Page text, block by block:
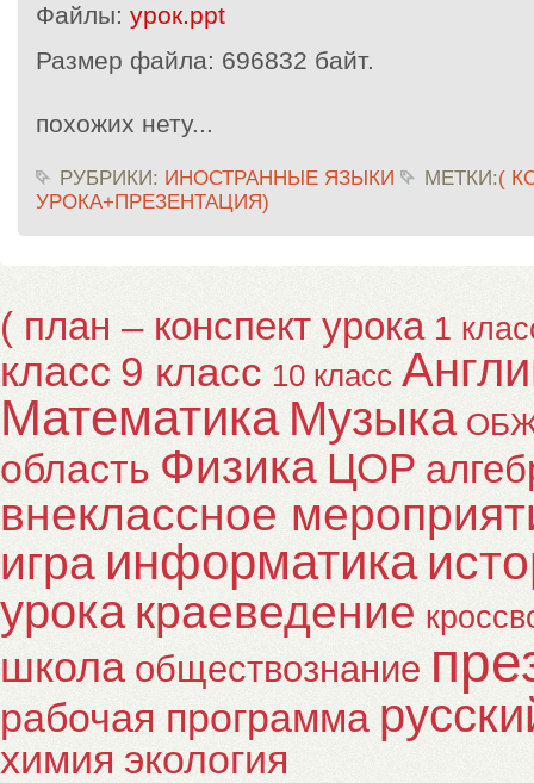
Файлы: урок.ppt
Размер файла: 696832 байт.
похожих нету...
РУБРИКИ: ИНОСТРАННЫЕ ЯЗЫКИ МЕТКИ:(
УРОКА+ПРЕЗЕНТАЦИЯ)
( план – конспект урока 1
класс 9 класс 10 класс
Математика Музыка
область Физика ЦОР
внеклассное
игра информатика
урока краеведение
школа обществознание
рабочая программа
химия экология